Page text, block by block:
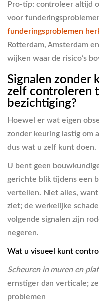
Pro-tip: controleer altijd
voor
funderingsproblemen
Rotterdam, Amsterdam
wijken waar de risico’s
Signalen zonder
zelf controleren
bezichtiging?
Hoewel er wat eigen
zonder keuring lastig om
dus wat u zelf kunt doen.
U bent geen
gerichte blik tijdens een
vertellen. Niet alles,
ziet; de werkelijke
volgende signalen zijn
negeren.
Wat u visueel kunt
Scheuren in muren en
ernstiger dan verticale;
problemen